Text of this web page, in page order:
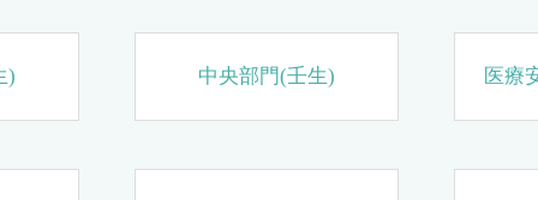
) 中央部門(壬生) 医療